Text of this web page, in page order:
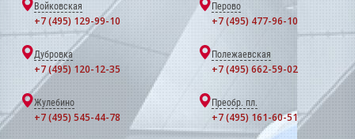
Войковская
+7 (495) 129-99-10
Перово
+7 (495) 477-96-10
Дубровка
+7 (495) 120-12-35
Полежаевская
+7 (495) 662-59-02
Жулебино
+7 (495) 545-44-78
Преобр. пл.
+7 (495) 161-60-51